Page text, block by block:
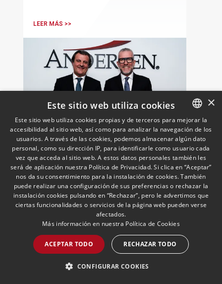
LEER MÁS >>
Andersen incorpora a Juan
Carpizo Bergareche como
nuevo Socio de Fiscal y
responsable de la práctica
ibérica de Fiscalidad Local
27/05/2026 Fiscal
Es Inspector de Hacienda en excedencia
y cuenta con más de 25 años de
trayectoria asesorando a grandes
compañías nacionales e internacionales,
incluyendo grupos del IBEX 35,
principalmente en los sectores
energético, inmobiliario y
medioambiental
LEER MÁS >>
SPANISH
ENGLISH
PORTUGUESE
×
Este sitio web utiliza cookies
Este sitio web utiliza cookies propias y de terceros para mejorar la
accesibilidad al sitio web, así como para analizar la navegación de los
usuarios. A través de las cookies, podemos almacenar algún dato
personal, como su dirección IP, para identificarle como usuario cada
vez que acceda al sitio web. A estos datos personales también les
será de aplicación nuestra Política de Privacidad. Si clica en “Aceptar”
nos da su consentimiento para la instalación de cookies. También
puede realizar una configuración de sus preferencias o rechazar la
instalación cookies pulsando en “Rechazar”, pero le advertimos que
ciertas funcionalidades o servicios de la página web pueden verse
afectados.
Más información en nuestra Política de Cookies
ACEPTAR TODO RECHAZAR TODO
CONFIGURAR COOKIES